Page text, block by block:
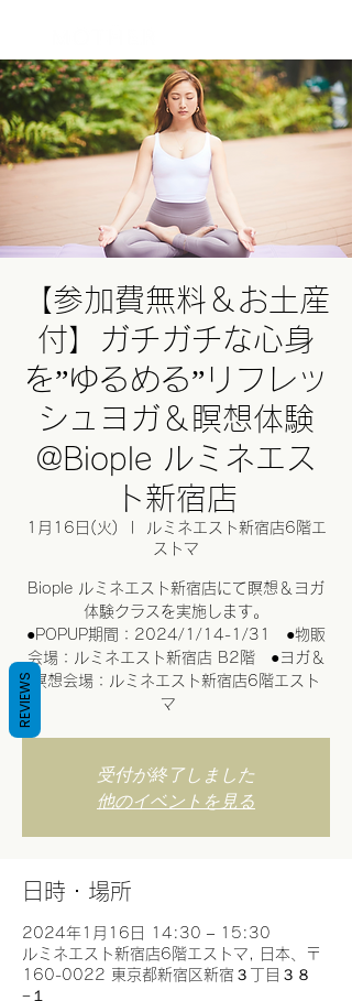
【参加費無料＆お土産
付】ガチガチな心身
を”ゆるめる”リフレッ
シュヨガ＆瞑想体験
@Biople ルミネエス
ト新宿店
1月16日(火)
ルミネエスト新宿店6階エ
ストマ
Biople ルミネエスト新宿店にて瞑想＆ヨガ
体験クラスを実施します。
●POPUP期間：2024/1/14-1/31 ●物販
会場：ルミネエスト新宿店 B2階 ●ヨガ＆
瞑想会場：ルミネエスト新宿店6階エスト
マ
受付が終了しました
他のイベントを見る
日時・場所
2024年1月16日 14:30 – 15:30
ルミネエスト新宿店6階エストマ, 日本、〒
160-0022 東京都新宿区新宿３丁目３８
−１
REVIEWS